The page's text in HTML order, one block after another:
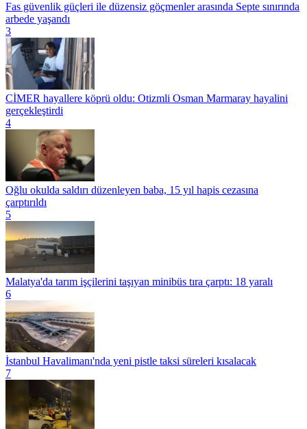
Fas güvenlik güçleri ile düzensiz göçmenler arasında Septe sınırında
arbede yaşandı
3
CİMER hayallere köprü oldu: Otizmli Osman Marmaray hayalini
gerçekleştirdi
4
Oğlu okulda saldırı düzenleyen baba, 15 yıl hapis cezasına
çarptırıldı
5
Malatya'da tarım işçilerini taşıyan minibüs tıra çarptı: 18 yaralı
6
İstanbul Havalimanı'nda yeni pistle taksi süreleri kısalacak
7